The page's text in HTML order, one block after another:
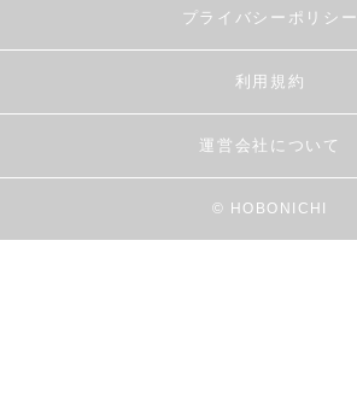
プライバシーポリシー
利用規約
運営会社について
© HOBONICHI